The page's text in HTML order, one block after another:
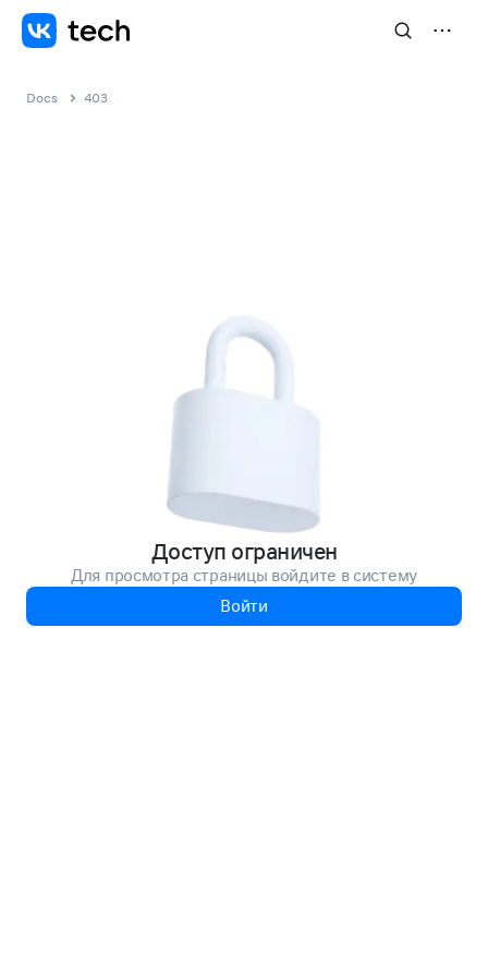
Docs 403
Доступ ограничен
Для просмотра страницы войдите в систему
Войти